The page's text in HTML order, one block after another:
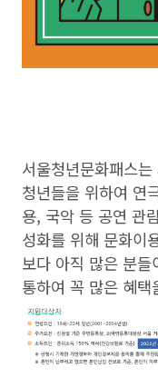
서울청년문화패스
청년들을 위하여 연
용, 국악 등 공연 관
성화를 위해 문화이
보다 아직 많은 분
통하여 꼭 많은 혜